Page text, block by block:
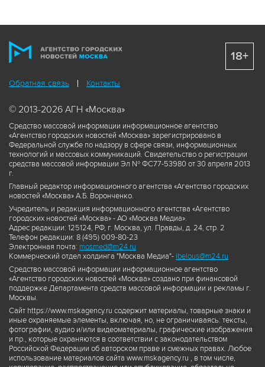
Обратная связь Контакты
© 2013-2026 АГН «Москва»
Средство массовой информации информационное агентство
«Агентство городских новостей «Москва» зарегистрировано в
Федеральной службе по надзору в сфере связи, информационных
технологий и массовых коммуникаций. Свидетельство о регистрации
средства массовой информации Эл № ФС77-53980 от 30 апреля 2013
г.
Главный редактор информационного агентства «Агентство городских
новостей «Москва» А.Б. Воронченко.
Учредитель и редакция информационного агентства «Агентство
городских новостей «Москва» - АО «Москва Медиа».
Адрес редакции: 125124, РФ, г. Москва, ул. Правды, д. 24, стр. 2
Телефон редакции: 8 (495) 009-80-23
Электронная почта: mosmed@m24.ru
Коммерческий отдел холдинга "Москва Медиа"- ibelous@m24.ru
Средство массовой информации информационное агентство
«Агентство городских новостей «Москва» создано при финансовой
поддержке Департамента средств массовой информации и рекламы г.
Москвы.
Сайт https://www.mskagency.ru содержит материалы, товарные знаки и
иные охраняемые элементы, включая, но, не ограничиваясь: тексты,
фотографии, аудио и/или видеоматериалы, графические изображения
и пр., которые охраняются в соответствии с законодательством
Российской Федерации об авторском праве и смежных правах. Любое
использование материалов сайта www.mskagency.ru , в том числе,
18+